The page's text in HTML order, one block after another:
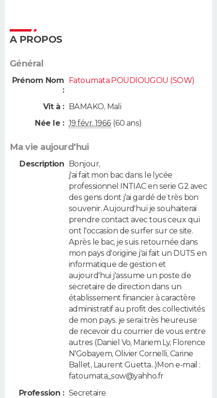
A PROPOS
Général
Prénom Nom
:
Fatoumata POUDIOUGOU (SOW)
Vit à : BAMAKO, Mali
Née le : 19 févr. 1966 (60 ans)
Ma vie aujourd'hui
Description Bonjour,
j'ai fait mon bac dans le lycée
professionnel INTIAC en serie G2 avec
des gens dont j'ai gardé de très bon
souvenir. Aujourd'hui je souhaiterai
prendre contact avec tous ceux qui
ont l'occasion de surfer sur ce site.
Après le bac, je suis retournée dans
mon pays d'origine j'ai fait un DUTS en
informatique de gestion et
aujourd'hui j'assume un poste de
secretaire de direction dans un
établissement financier à caractère
administratif au profit des collectivités
de mon pays. je serai très heureuse
de recevoir du courrier de vous entre
autres (Daniel Vo, Mariem Ly, Florence
N'Gobayem, Olivier Cornelli, Carine
Ballet, Laurent Guetta...)Mon e-mail :
fatoumata_sow@yahho.fr
Profession : Secretaire